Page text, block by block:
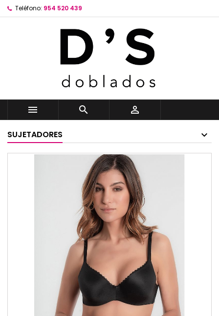
Teléfono: 954 520 439
  
SUJETADORES